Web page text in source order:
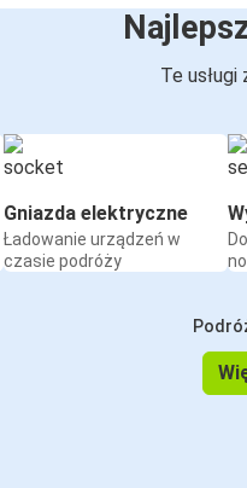
Te usługi
Gniazda elektryczne
Ładowanie urządzeń w
czasie podróży